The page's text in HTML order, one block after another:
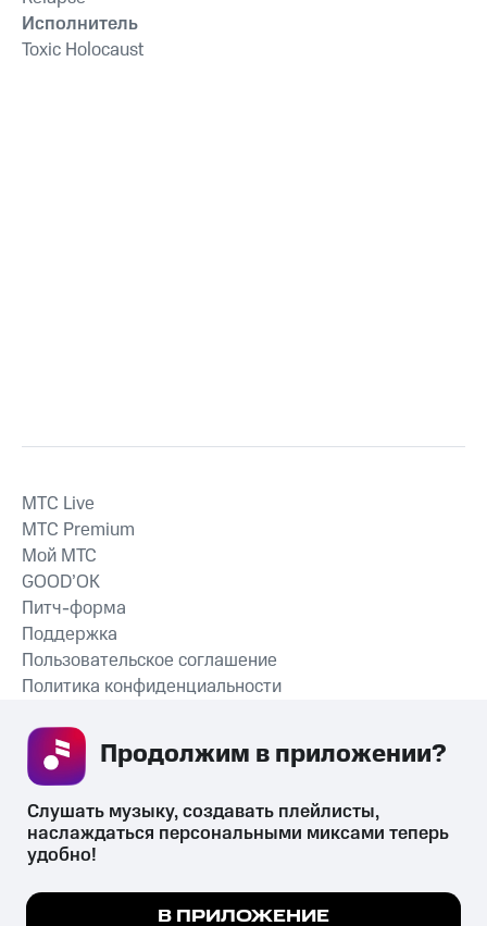
Исполнитель
Toxic Holocaust
СКАЧАТЬ ПРИЛОЖЕНИЕ
MTС Live
MTС Premium
Мой МТС
GOOD’OK
Питч-форма
Поддержка
Пользовательское соглашение
Политика конфиденциальности
психотропных веществ, их аналогов причиняет вред здоровью,
их незаконный оборот запрещён и влечёт установленную
Мы используем куки, чтобы на сайте все
Слушать музыку, создавать плейлисты,
наслаждаться персональными миксами теперь
удобно!
В ПРИЛОЖЕНИЕ